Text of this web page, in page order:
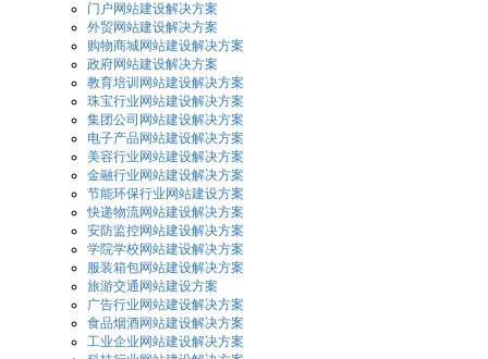
门户网站建设解决方案
外贸网站建设解决方案
购物商城网站建设解决方案
政府网站建设解决方案
教育培训网站建设解决方案
珠宝行业网站建设解决方案
集团公司网站建设解决方案
电子产品网站建设解决方案
美容行业网站建设解决方案
金融行业网站建设解决方案
节能环保行业网站建设方案
快递物流网站建设解决方案
安防监控网站建设解决方案
学院学校网站建设解决方案
服装箱包网站建设解决方案
旅游交通网站建设方案
广告行业网站建设解决方案
食品烟酒网站建设解决方案
工业企业网站建设解决方案